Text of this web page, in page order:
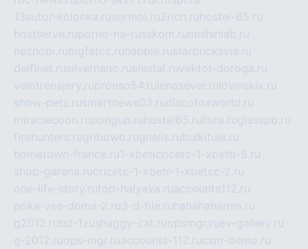
13autor-kolonka.rusormol.ru2rich.ru hostel-65.ru
hostserve.ruporno-na-russkom.ru mishinlab.ru
neznobi.rubigfatcc.ru habble.rustarbucksvia.ru
delfinet.rusilvernano.ruelestal.ruvektor-doroga.ru
velotrenajery.rupronso54.ru lenasever.ru lovinskix.ru
show-pets.rusmartnews03.rudiscofoxworld.ru
miraclecoon.rupongup.ru hostel65.ru liura.ruglasspb.ru
firehunters.rugribowo.rugnalis.rubulkitula.ru
hometown-france.ru1-xbeticricetc-1-xbetti-5.ru
shop-garena.rucricetc-1-xbetr-1-xbetcc-2.ru
one-life-story.rutop-halyava.ruaccounts112.ru
poka-vse-doma-2.ru3-d-file.ru hahahaharms.ru
g2012.rutst-1.rushaggy-cat.ruopsmgr.ruev-gallery.ru
g-2012.ruops-mgr.ruaccounts-112.rucsm-demo.ru